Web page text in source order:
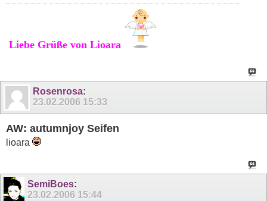
Liebe Grüße von Lioara
Rosenrosa:
23.02.2006 15:33
AW: autumnjoy Seifen
lioara
SemiBoes:
23.02.2006 15:44